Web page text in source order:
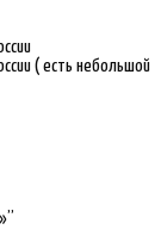
( есть небольшой